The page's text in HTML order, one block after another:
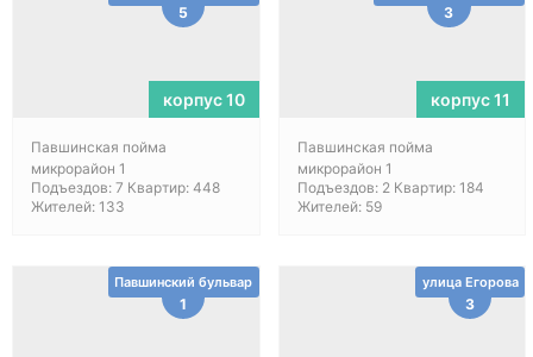
5
корпус 10
Павшинская пойма
микрорайон 1
Подъездов: 7 Квартир: 448
Жителей: 133
3
корпус 11
Павшинская пойма
микрорайон 1
Подъездов: 2 Квартир: 184
Жителей: 59
Павшинский бульвар
1
улица Егорова
3